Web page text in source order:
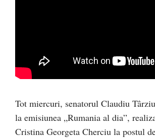
Tot miercuri, senatorul Claudiu
la emisiunea „Rumania al dia”,
Cristina Georgeta Cherciu la postul